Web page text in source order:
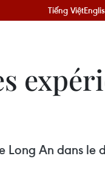
Tiếng Việt
Long An dans le